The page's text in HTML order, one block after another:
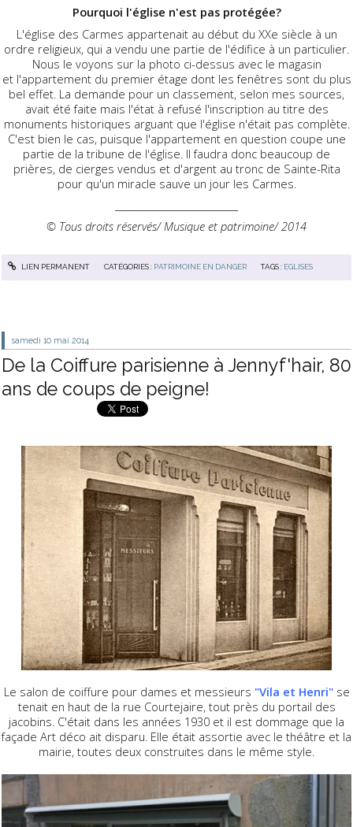
Pourquoi l'église n'est pas protégée?
L'église des Carmes appartenait au début du XXe siècle à un
ordre religieux, qui a vendu une partie de l'édifice à un particulier.
Nous le voyons sur la photo ci-dessus avec le magasin
et l'appartement du premier étage dont les fenêtres sont du plus
bel effet. La demande pour un classement, selon mes sources,
avait été faite mais l'état à refusé l'inscription au titre des
monuments historiques arguant que l'église n'était pas complète.
C'est bien le cas, puisque l'appartement en question coupe une
partie de la tribune de l'église. Il faudra donc beaucoup de
prières, de cierges vendus et d'argent au tronc de Sainte-Rita
pour qu'un miracle sauve un jour les Carmes.
© Tous droits réservés/ Musique et patrimoine/ 2014
LIEN PERMANENT CATÉGORIES : PATRIMOINE EN DANGER TAGS : EGLISES
samedi 10 mai 2014
De la Coiffure parisienne à Jennyf'hair, 80
ans de coups de peigne!
Le salon de coiffure pour dames et messieurs "Vila et Henri"se
tenait en haut de la rue Courtejaire, tout près du portail des
jacobins. C'était dans les années 1930 et il est dommage que la
façade Art déco ait disparu. Elle était assortie avec le théâtre et la
mairie, toutes deux construites dans le même style.